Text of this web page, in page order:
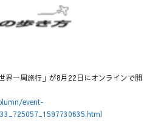
界一周旅行」が8月22日にオンラインで開
event-